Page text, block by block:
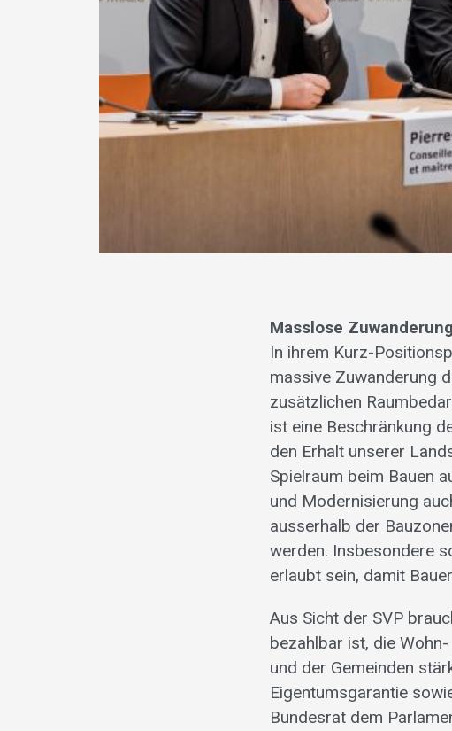
Masslose
In ihrem Kurz-
massive Zuwanderung
zusätzlichen
ist eine Beschränkung
den Erhalt unserer
Spielraum beim Bauen
und Modernisierung
ausserhalb der
werden. Insbesondere
erlaubt sein, damit
Aus Sicht der SVP
bezahlbar ist, die
und der Gemeinden
Eigentumsgarantie
Bundesrat dem